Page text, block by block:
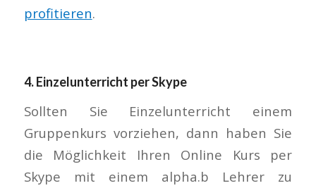
profitieren.
4.Einzelunterricht per Skype
Sollten Sie Einzelunterricht einem
Gruppenkurs vorziehen, dann haben Sie
die Möglichkeit Ihren Online Kurs per
Skype mit einem alpha.b Lehrer zu